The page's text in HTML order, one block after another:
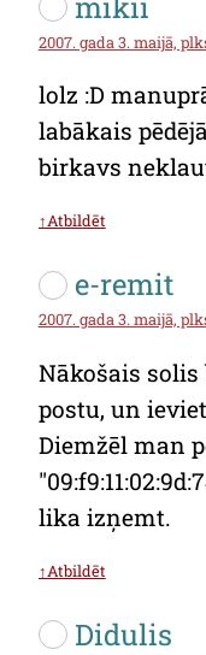
2007. gada 3. maijā,
lolz :D
labākais
birkavs
↑Atbildēt
e-remit
2007. gada 3. maijā,
Nākošais solis
postu, un
Diemžēl man
lika izņemt.
↑Atbildēt
Didulis